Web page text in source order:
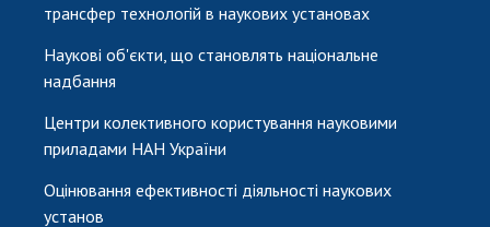
трансфер технологій в наукових установах
Наукові об'єкти, що становлять національне
надбання
Центри колективного користування науковими
приладами НАН України
Оцінювання ефективності діяльності наукових
установ